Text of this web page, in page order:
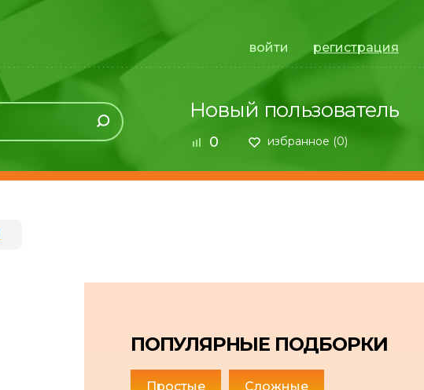
войти регистрация
Новый пользователь
0 избранное (0)
ПОПУЛЯРНЫЕ ПОДБОРКИ
Простые Сложные